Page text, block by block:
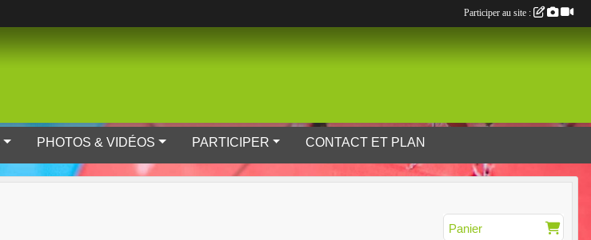
PHOTOS & VIDÉOS PARTICIPER CONTACT ET PLAN
Panier
Participer au site :